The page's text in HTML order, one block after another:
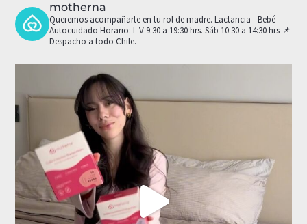
motherna
Queremos acompañarte en tu rol de madre. Lactancia - Bebé -
Autocuidado Horario: L-V 9:30 a 19:30 hrs. Sáb 10:30 a 14:30 hrs 📌
Despacho a todo Chile.